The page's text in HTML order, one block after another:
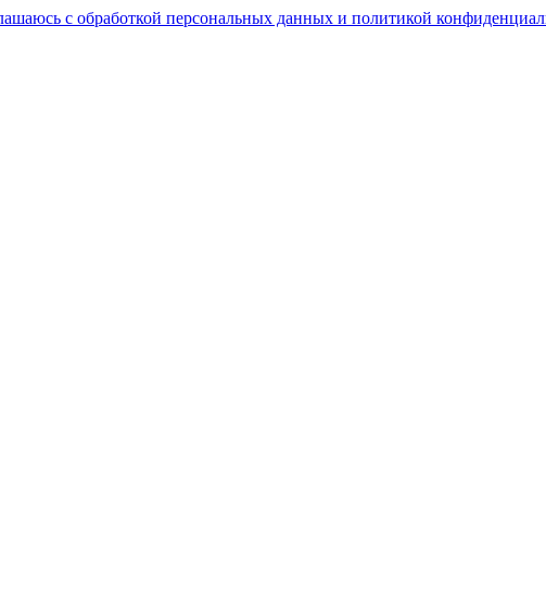
с обработкой персональных данных и политикой